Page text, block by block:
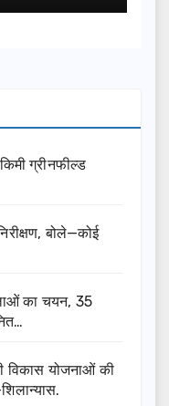
ग्रीनफील्ड
बोले—कोई
का चयन, 35
विकास योजनाओं की